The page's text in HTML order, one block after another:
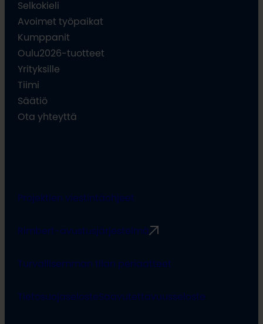
Selkokieli
Avoimet työpaikat
Kumppanit
Oulu2026-tuotteet
Yrityksille
Tiimi
Säätiö
Ota yhteyttä
Projektien viestintäohjeet
Rimbert-avustusjärjestelmä
Turvallisemman tilan periaatteet
TietosuojaselosteSaavutettavuusseloste